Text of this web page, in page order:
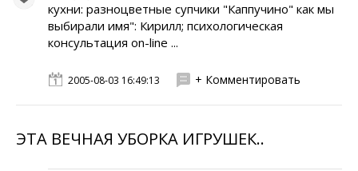
кухни: разноцветные супчики "Каппучино" как мы
выбирали имя": Кирилл; психологическая
консультация on-line ...
2005-08-03 16:49:13 + Комментировать
ЭТА ВЕЧНАЯ УБОРКА ИГРУШЕК..